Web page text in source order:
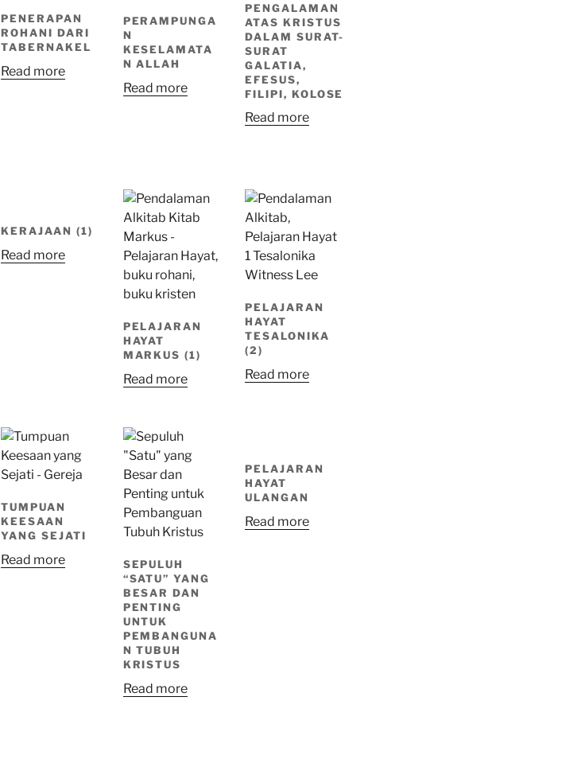
PENERAPAN
ROHANI DARI
TABERNAKEL
Read more
PERAMPUNGA
N
KESELAMATA
N ALLAH
Read more
PENGALAMAN
ATAS KRISTUS
DALAM SURAT-
SURAT
GALATIA,
EFESUS,
FILIPI, KOLOSE
Read more
KERAJAAN (1)
Read more
PELAJARAN
HAYAT
MARKUS (1)
Read more
PELAJARAN
HAYAT
TESALONIKA
(2)
Read more
TUMPUAN
KEESAAN
YANG SEJATI
Read more
SEPULUH
“SATU” YANG
BESAR DAN
PENTING
UNTUK
PEMBANGUNA
N TUBUH
KRISTUS
Read more
PELAJARAN
HAYAT
ULANGAN
Read more